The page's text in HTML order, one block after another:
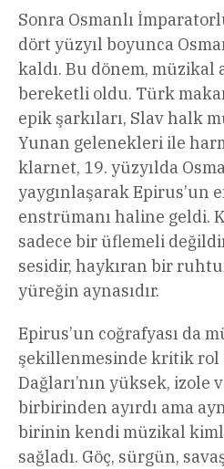
Sonra Osmanlı
dört yüzyıl boyunca
kaldı. Bu dönem, müzikal
bereketli oldu. Türk
epik şarkıları, Slav halk
Yunan gelenekleri ile
klarnet, 19. yüzyılda
yaygınlaşarak Epirus’un
enstrümanı haline geldi.
sadece bir üflemeli
sesidir, haykıran bir
yüreğin aynasıdır.
Epirus’un coğrafyası da
şekillenmesinde kritik rol
Dağları’nın yüksek,
birbirinden ayırdı ama
birinin kendi müzikal
sağladı. Göç, sürgün,